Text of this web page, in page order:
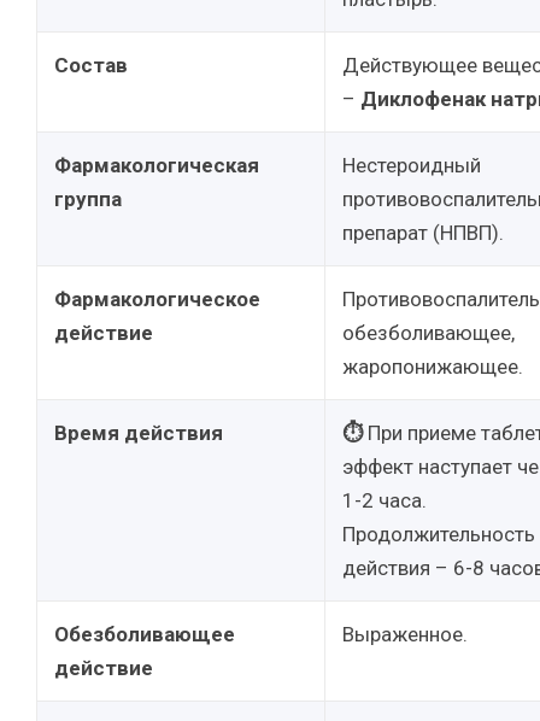
Состав
Действующее
– Диклофенак
Фармакологическая
группа
Нестероидный
препарат (НПВП).
Фармакологическое
действие
обезболивающее,
жаропонижающее.
Время действия ⏱При приеме
эффект наступает
1-2 часа.
Продолжительность
действия – 6-8
Обезболивающее
действие
Выраженное.